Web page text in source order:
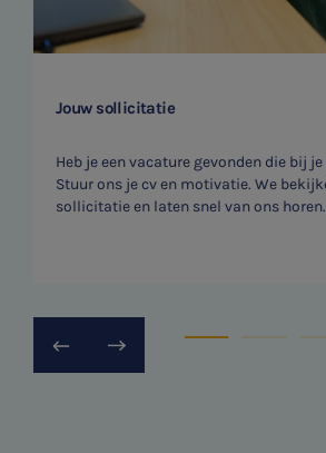
Jouw sollicitatie
Heb je een vacature gevonden die bij
Stuur ons je cv en motivatie. We
sollicitatie en laten snel van ons horen.